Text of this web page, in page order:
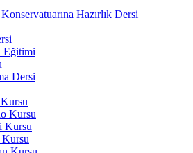
Hazırlık Dersi
Eğitimi
Dersi
Kursu
Kursu